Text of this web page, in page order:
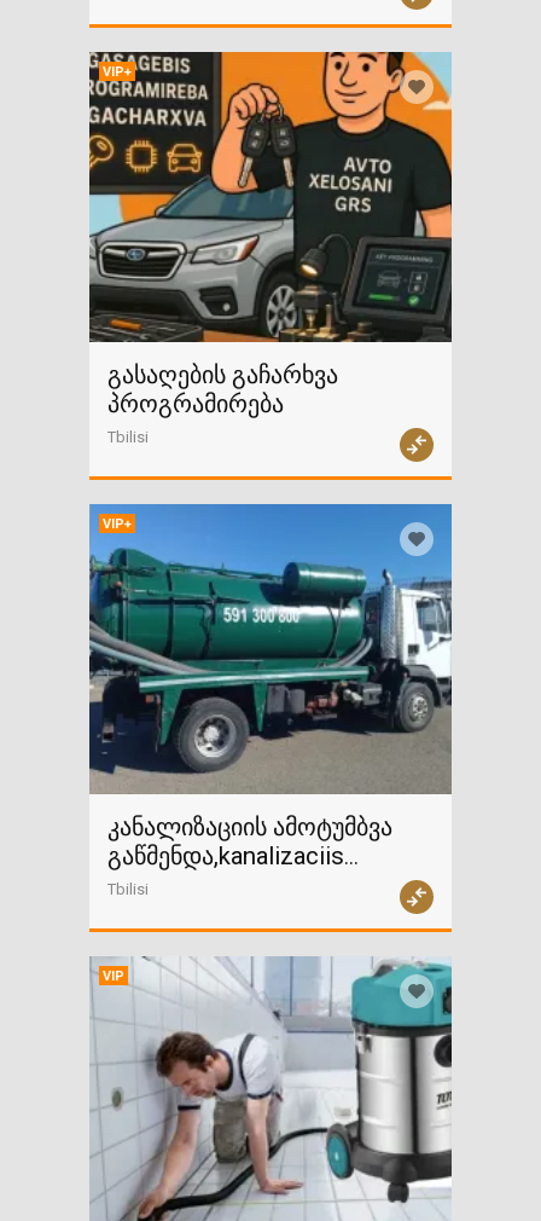
VIP+
გასაღების გაჩარხვა
პროგრამირება
Tbilisi
VIP+
კანალიზაციის ამოტუმბვა
გაწმენდა,kanalizaciis
amotumbva
Tbilisi
VIP